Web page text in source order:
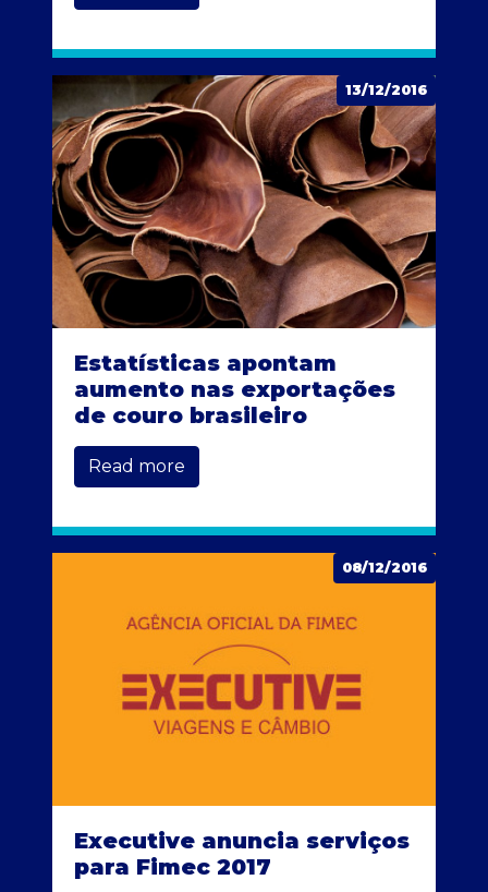
13/12/2016
Estatísticas apontam
aumento nas exportações
de couro brasileiro
Read more
08/12/2016
Executive anuncia serviços
para Fimec 2017